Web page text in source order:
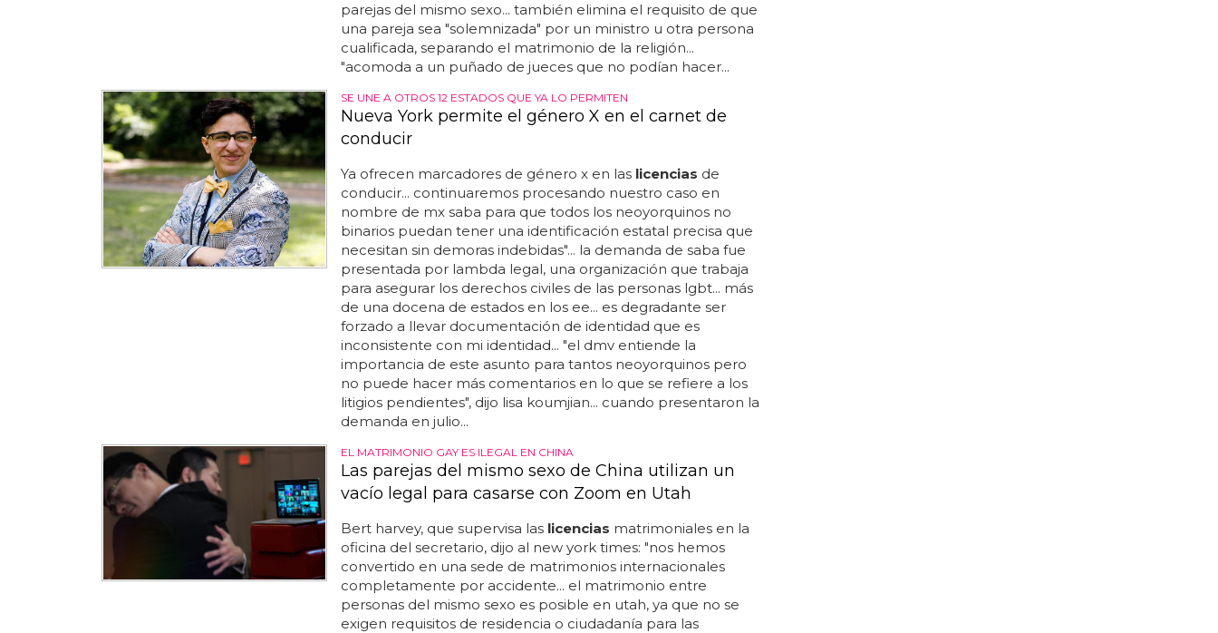
parejas del mismo sexo... también elimina el requisito de que
una pareja sea "solemnizada" por un ministro u otra persona
cualificada, separando el matrimonio de la religión...
"acomoda a un puñado de jueces que no podían hacer...
SE UNE A OTROS 12 ESTADOS QUE YA LO PERMITEN
Nueva York permite el género X en el carnet de
conducir
Ya ofrecen marcadores de género x en las licencias de
conducir... continuaremos procesando nuestro caso en
nombre de mx saba para que todos los neoyorquinos no
binarios puedan tener una identificación estatal precisa que
necesitan sin demoras indebidas"... la demanda de saba fue
presentada por lambda legal, una organización que trabaja
para asegurar los derechos civiles de las personas lgbt... más
de una docena de estados en los ee... es degradante ser
forzado a llevar documentación de identidad que es
inconsistente con mi identidad... "el dmv entiende la
importancia de este asunto para tantos neoyorquinos pero
no puede hacer más comentarios en lo que se refiere a los
litigios pendientes", dijo lisa koumjian... cuando presentaron la
demanda en julio...
EL MATRIMONIO GAY ES ILEGAL EN CHINA
Las parejas del mismo sexo de China utilizan un
vacío legal para casarse con Zoom en Utah
Bert harvey, que supervisa las licencias matrimoniales en la
oficina del secretario, dijo al new york times: "nos hemos
convertido en una sede de matrimonios internacionales
completamente por accidente... el matrimonio entre
personas del mismo sexo es posible en utah, ya que no se
exigen requisitos de residencia o ciudadanía para las